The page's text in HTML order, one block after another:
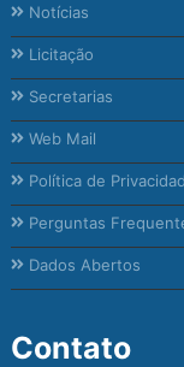
Notícias
Licitação
Secretarias
Web Mail
Política de
Perguntas
Dados Abertos
Contato